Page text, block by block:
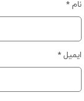
نام*
ایمیل*